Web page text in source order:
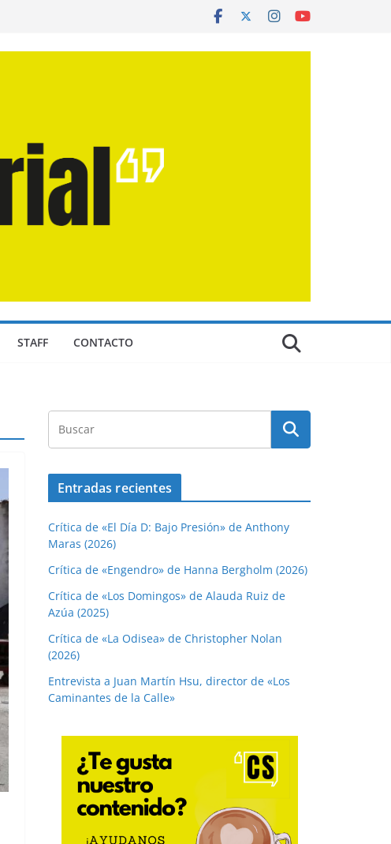
STAFF CONTACTO
Entradas recientes
Crítica de «El Día D: Bajo Presión» de Anthony
Maras (2026)
Crítica de «Engendro» de Hanna Bergholm (2026)
Crítica de «Los Domingos» de Alauda Ruiz de
Azúa (2025)
Crítica de «La Odisea» de Christopher Nolan
(2026)
Entrevista a Juan Martín Hsu, director de «Los
Caminantes de la Calle»